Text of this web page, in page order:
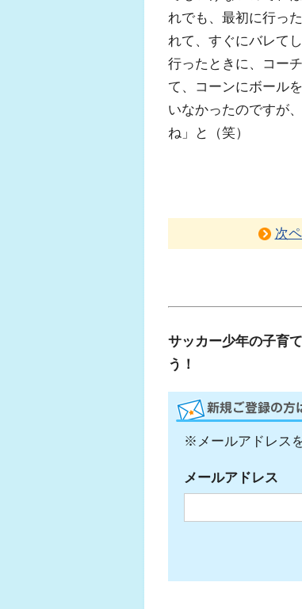
れでも、最初に行っ
れて、すぐにバレて
行ったときに、コー
て、コーンにボール
いなかったのですが
ね」と（笑）
次
サッカー少年の子育
う！
※メールアドレス
メールアドレス